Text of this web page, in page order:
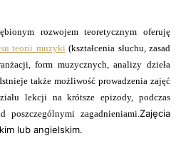
rozwojem teoretycznym oferuję
teorii muzyki (kształcenia słuchu, zasad
form muzycznych, analizy dzieła
także możliwość prowadzenia zajęć
lekcji na krótsze epizody, podczas
poszczególnymi zagadnieniami.Zajęcia
lub angielskim.